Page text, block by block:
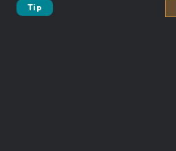
Tip